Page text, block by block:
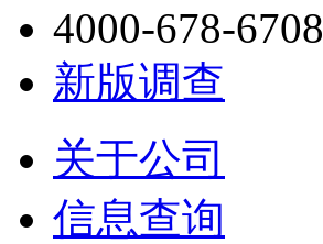
4000-678-6708
新版调查
关于公司
信息查询